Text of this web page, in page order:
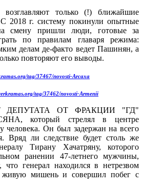
возглавляют только (!) ближайшие
2018 г. систему покинули опытные
смену пришли люди, готовые за
по правилам главаря режима:
делам де-факто ведет Пашинян, а
повторяют его выводы.
tag/37467/novosti-Arcaxa
tag/37462/novosti-Armenii
ДЕПУТАТА ОТ ФРАКЦИИ "ГД"
который стрелял в центре
человека. Он был задержан на всего
Вряд ли следствие будет столь же
Тирану Хачатряну, которого
ранении 47-летнего мужчины,
что генерал находился в нетрезвом
живую мишень и совершил побег с